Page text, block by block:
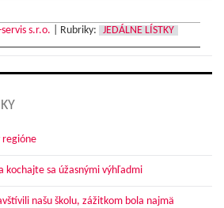
s.r.o. Rubriky: JEDÁLNE LÍSTKY
regióne
kochajte sa úžasnými výhľadmi
našu školu, zážitkom bola najmä